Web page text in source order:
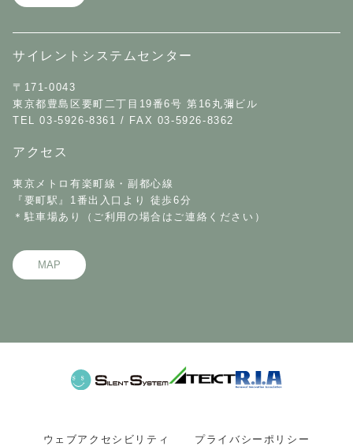
サイレントシステムセンター
〒171-0043
東京都豊島区要町二丁目19番6号 第16丸彌ビル
TEL 03-5926-8361 / FAX 03-5926-8362
アクセス
東京メトロ有楽町線・副都心線
『要町駅』1番出入口より 徒歩6分
＊駐車場あり（ご利用の場合はご連絡ください）
MAP
ウェブアクセシビリティ プライバシーポリシー